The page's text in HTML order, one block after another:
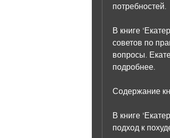
потребностей.
В книге
советов по
вопросы.
подробнее.
Содержание
В книге
подход к